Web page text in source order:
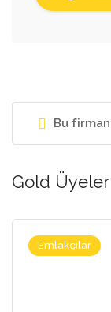
Bu
Gold Üyeler